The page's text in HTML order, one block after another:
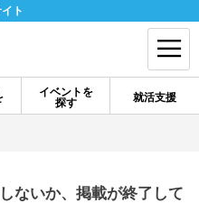
ト
イベントを
探す
就活支援
ログイン
ないか、掲載が終了して